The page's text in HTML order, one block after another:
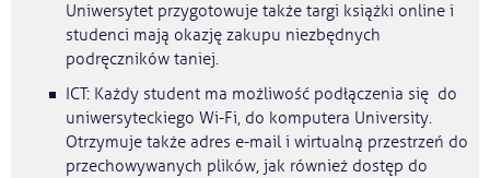
Uniwersytet przygotowuje także targi książki online i
studenci mają okazję zakupu niezbędnych
podręczników taniej.
ICT: Każdy student ma możliwość podłączenia się do
uniwersyteckiego Wi-Fi, do komputera University.
Otrzymuje także adres e-mail i wirtualną przestrzeń do
przechowywanych plików, jak również dostęp do